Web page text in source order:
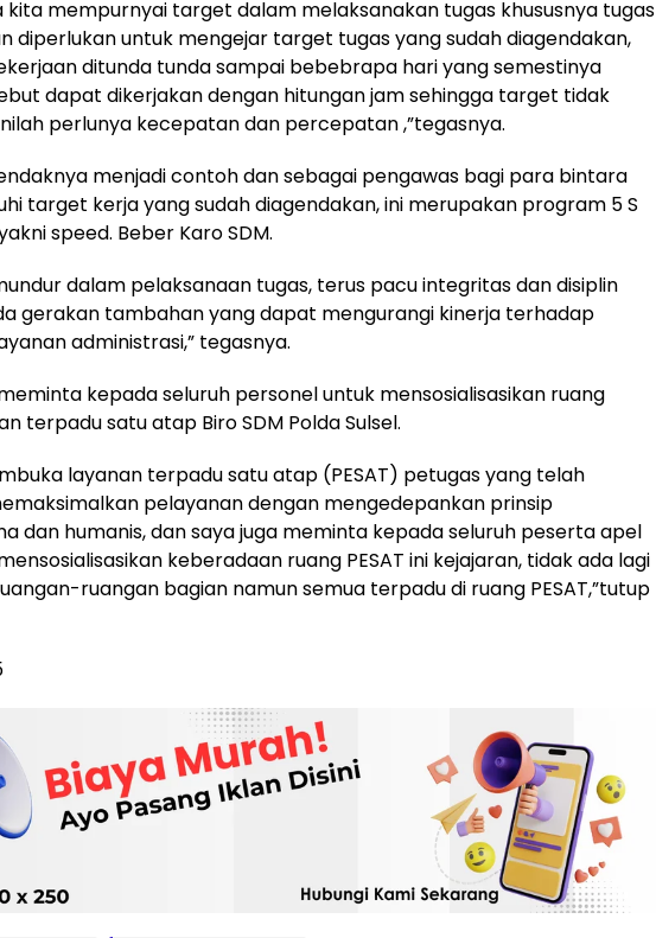
kita mempurnyai target dalam melaksanakan tugas khususnya tugas
diperlukan untuk mengejar target tugas yang sudah diagendakan,
ditunda tunda sampai bebebrapa hari yang semestinya
dapat dikerjakan dengan hitungan jam sehingga target tidak
perlunya kecepatan dan percepatan ,”tegasnya.
menjadi contoh dan sebagai pengawas bagi para bintara
target kerja yang sudah diagendakan, ini merupakan program 5 S
speed. Beber Karo SDM.
dalam pelaksanaan tugas, terus pacu integritas dan disiplin
gerakan tambahan yang dapat mengurangi kinerja terhadap
administrasi,” tegasnya.
kepada seluruh personel untuk mensosialisasikan ruang
terpadu satu atap Biro SDM Polda Sulsel.
layanan terpadu satu atap (PESAT) petugas yang telah
pelayanan dengan mengedepankan prinsip
dan humanis, dan saya juga meminta kepada seluruh peserta apel
keberadaan ruang PESAT ini kejajaran, tidak ada lagi
ruangan bagian namun semua terpadu di ruang PESAT,”tutup